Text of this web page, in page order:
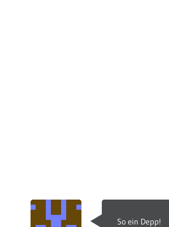
So ein Depp!